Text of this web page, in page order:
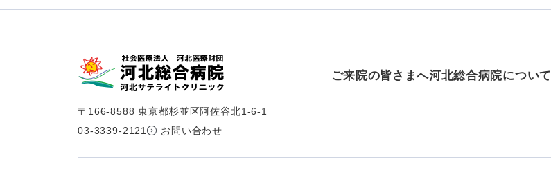
ご来院の皆さまへ河北総合病院について
〒166-8588 東京都杉並区阿佐谷北1-6-1
03-3339-2121
お問い合わせ